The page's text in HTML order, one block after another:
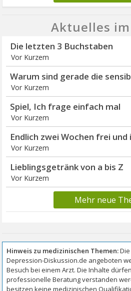
Aktuelles
Die letzten 3 Buchstaben
Vor Kurzem
Warum sind gerade die
Vor Kurzem
Spiel, Ich frage einfach mal
Vor Kurzem
Endlich zwei Wochen frei und
Vor Kurzem
Lieblingsgetränk von a bis Z
Vor Kurzem
Mehr neue